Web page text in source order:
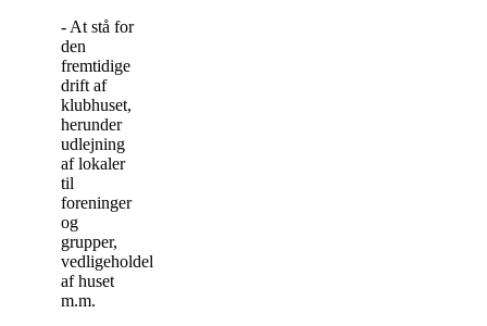
- At stå for
den
fremtidige
drift af
klubhuset,
herunder
udlejning
af lokaler
til
foreninger
og
grupper,
vedligeholdelse
af huset
m.m.